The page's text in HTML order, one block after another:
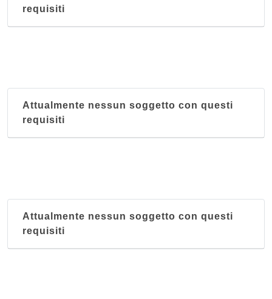
requisiti
Attualmente nessun soggetto con questi
requisiti
Attualmente nessun soggetto con questi
requisiti